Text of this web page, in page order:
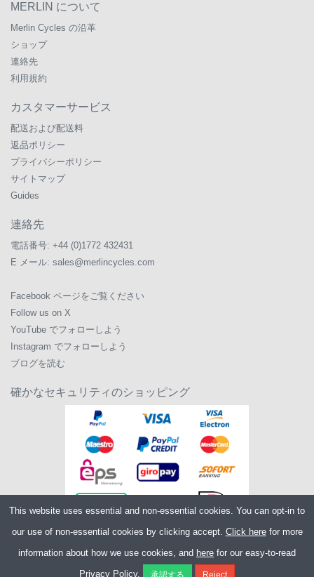
MERLIN について
Merlin Cycles の沿革
ショップ
連絡先
利用規約
カスタマーサービス
配送および配送料
返品ポリシー
プライバシーポリシー
サイトマップ
Guides
連絡先
電話番号: +44 (0)1772 432431
E メール: sales@merlincycles.com
Facebook ページをご覧ください
Follow us on X
YouTube でフォローしよう
Instagram でフォローしよう
ブログを読む
確かなセキュリティのショッピング
Merlin Cycles Ltd., Unit A4 Buckshaw Link, Ordnance Road,
Buckshaw Village, Chorley PR7 7EL United Kingdom
This website uses essential and non-essential cookies. You can opt-in to
our use of non-essential cookies by clicking accept. Click herefor more
information about how we use cookies, and here for our easy-to-read
Privacy Policy.